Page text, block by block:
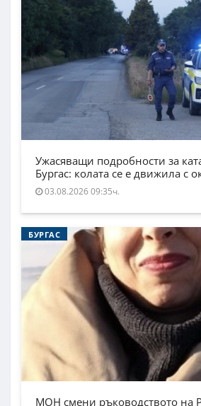
Ужасяващи подробности за
Бургас: колата се е движила с
03.08.2026 09:35ч.
БУРГАС
МОН смени ръководството на